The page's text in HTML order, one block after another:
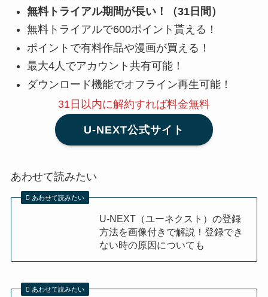
無料トライアル期間が長い！（31日間）
無料トライアルで600ポイント貰える！
ポイントで有料作品や漫画が買える！
最大4人でアカウント共有可能！
ダウンロード機能でオフライン再生可能！
31日以内に解約すれば料金無料
U-NEXT公式サイト
あわせて読みたい
あわせて読みたい
U-NEXT（ユーネクスト）の登録
方法を画像付きで解説！登録でき
ない時の原因についても
あわせて読みたい